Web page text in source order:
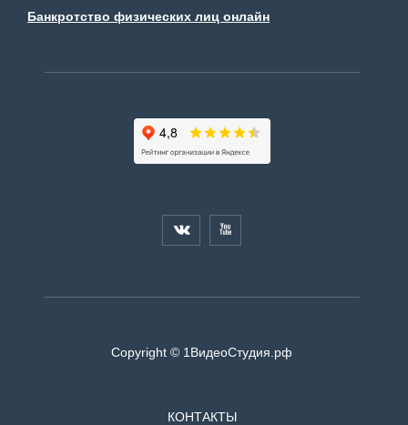
Банкротство физических лиц онлайн
 
Copyright © 1ВидеоСтудия.рф
КОНТАКТЫ